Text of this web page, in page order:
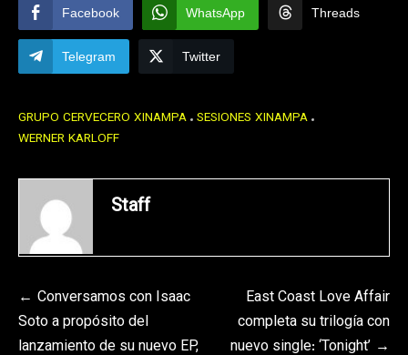
Facebook WhatsApp Threads
Telegram Twitter
GRUPO CERVECERO XINAMPA SESIONES XINAMPA
WERNER KARLOFF
Staff
Navegación
de
Conversamos con Isaac
Soto a propósito del
lanzamiento de su nuevo EP,
East Coast Love Affair
completa su trilogía con
nuevo single: ‘Tonight’